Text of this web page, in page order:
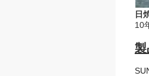
日
10
製